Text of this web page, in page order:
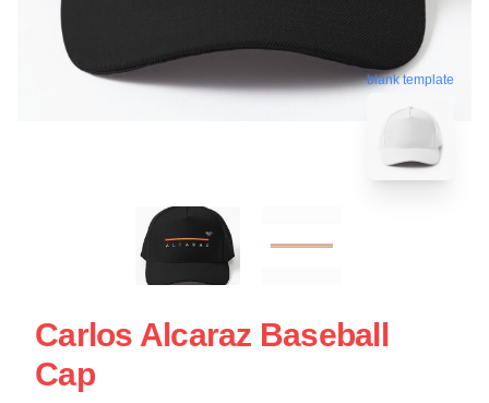
blank template
Carlos Alcaraz Baseball
Cap